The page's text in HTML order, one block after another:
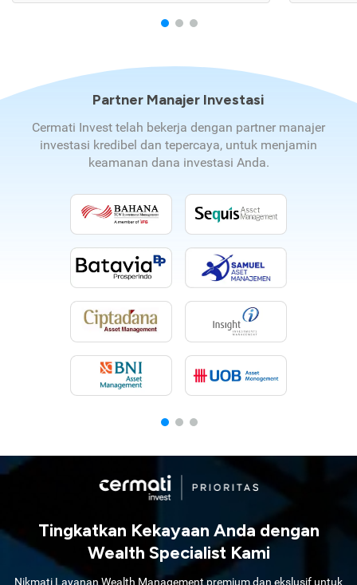
Partner Manajer Investasi
Cermati Invest telah bekerja dengan partner manajer
investasi kredibel dan tepercaya, untuk menjamin
keamanan dana investasi Anda.
Tingkatkan Kekayaan Anda dengan
Wealth Specialist Kami
Nikmati Layanan Wealth Management premium dan ekslusif untuk